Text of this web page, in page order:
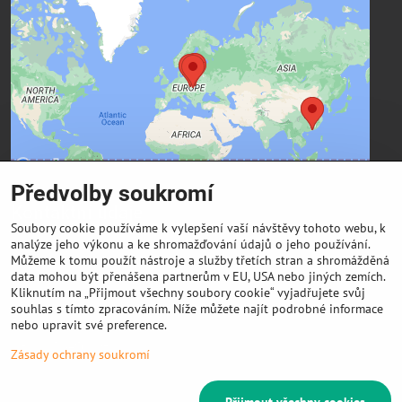
Externí obsah je blokován Volbami
soukromí
Přejete si načíst externí obsah?
Povolit a zapamatovat - souhlas s druhem cookie:
Funkční
Kontaktní údaje
FIBER3D Co., limited
Phone:
+86 131 4701 8937 (China) - hlavní sídlo
E-mail:
info @ 3DeSun.cz
Předvolby soukromí
Soubory cookie používáme k vylepšení vaší návštěvy tohoto webu, k
analýze jeho výkonu a ke shromažďování údajů o jeho používání.
Můžeme k tomu použít nástroje a služby třetích stran a shromážděná
data mohou být přenášena partnerům v EU, USA nebo jiných zemích.
Kliknutím na „Přijmout všechny soubory cookie“ vyjadřujete svůj
souhlas s tímto zpracováním. Níže můžete najít podrobné informace
nebo upravit své preference.
Zásady ochrany soukromí